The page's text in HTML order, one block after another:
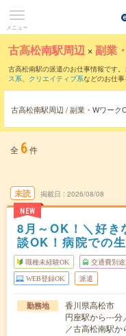
メニュー
古高松南駅周辺 ×副業
古高松南駅の派遣のお仕事情報です。
ス系、 クリエイティブ系などのお仕
古高松南駅周辺 / 副業・Wワーク
全 6件
未読
NEW
掲載日 2026/08/08
8月～OK！＼好き
談OK！病院での
職種未経験OK 交通費別途
WEB登録OK 派遣
勤務地
香川県高松市
円座駅から---
／古高松南駅か